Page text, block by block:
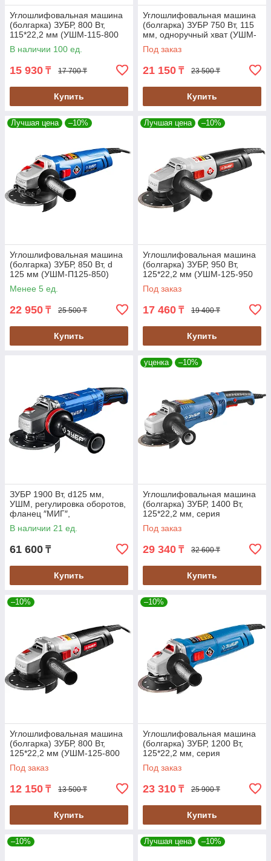
Углошлифовальная машина
(болгарка) ЗУБР, 800 Вт,
115*22,2 мм (УШМ-115-800
М3)
В наличии 100 ед.
15 930 ₸ 17 700 ₸
Купить
Углошлифовальная машина
(болгарка) ЗУБР 750 Вт, 115
мм, одноручный хват (УШМ-
П115-750)
Под заказ
21 150 ₸ 23 500 ₸
Купить
Лучшая цена –10%
Углошлифовальная машина
(болгарка) ЗУБР, 850 Вт, d
125 мм (УШМ-П125-850)
Менее 5 ед.
22 950 ₸ 25 500 ₸
Купить
Лучшая цена –10%
Углошлифовальная машина
(болгарка) ЗУБР, 950 Вт,
125*22,2 мм (УШМ-125-950
М3)
Под заказ
17 460 ₸ 19 400 ₸
Купить
ЗУБР 1900 Вт, d125 мм,
УШМ, регулировка оборотов,
фланец ″МИГ″,
Профессионал (УШМ-П125-
1905 ЭПСТ)
В наличии 21 ед.
61 600 ₸
Купить
уценка –10%
Углошлифовальная машина
(болгарка) ЗУБР, 1400 Вт,
125*22,2 мм, серия
"Профессионал" (УШМ-
П125-1400 ЭПСТ)
Под заказ
29 340 ₸ 32 600 ₸
Купить
–10%
Углошлифовальная машина
(болгарка) ЗУБР, 800 Вт,
125*22,2 мм (УШМ-125-800
М3)
Под заказ
12 150 ₸ 13 500 ₸
Купить
–10%
Углошлифовальная машина
(болгарка) ЗУБР, 1200 Вт,
125*22,2 мм, серия
"Профессионал" (УШМ-
П125-1200 ЭПСТ)
Под заказ
23 310 ₸ 25 900 ₸
Купить
–10% Лучшая цена –10%